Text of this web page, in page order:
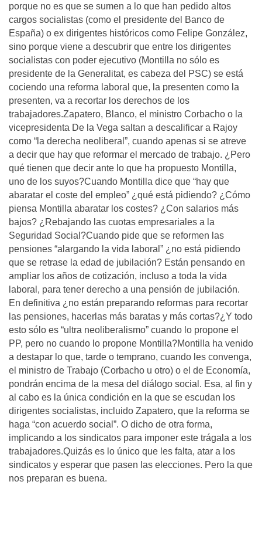
porque no es que se sumen a lo que han pedido altos
cargos socialistas (como el presidente del Banco de
España) o ex dirigentes históricos como Felipe González,
sino porque viene a descubrir que entre los dirigentes
socialistas con poder ejecutivo (Montilla no sólo es
presidente de la Generalitat, es cabeza del PSC) se está
cociendo una reforma laboral que, la presenten como la
presenten, va a recortar los derechos de los
trabajadores.Zapatero, Blanco, el ministro Corbacho o la
vicepresidenta De la Vega saltan a descalificar a Rajoy
como “la derecha neoliberal”, cuando apenas si se atreve
a decir que hay que reformar el mercado de trabajo. ¿Pero
qué tienen que decir ante lo que ha propuesto Montilla,
uno de los suyos?Cuando Montilla dice que “hay que
abaratar el coste del empleo” ¿qué está pidiendo? ¿Cómo
piensa Montilla abaratar los costes? ¿Con salarios más
bajos? ¿Rebajando las cuotas empresariales a la
Seguridad Social?Cuando pide que se reformen las
pensiones “alargando la vida laboral” ¿no está pidiendo
que se retrase la edad de jubilación? Están pensando en
ampliar los años de cotización, incluso a toda la vida
laboral, para tener derecho a una pensión de jubilación.
En definitiva ¿no están preparando reformas para recortar
las pensiones, hacerlas más baratas y más cortas?¿Y todo
esto sólo es “ultra neoliberalismo” cuando lo propone el
PP, pero no cuando lo propone Montilla?Montilla ha venido
a destapar lo que, tarde o temprano, cuando les convenga,
el ministro de Trabajo (Corbacho u otro) o el de Economía,
pondrán encima de la mesa del diálogo social. Esa, al fin y
al cabo es la única condición en la que se escudan los
dirigentes socialistas, incluido Zapatero, que la reforma se
haga “con acuerdo social”. O dicho de otra forma,
implicando a los sindicatos para imponer este trágala a los
trabajadores.Quizás es lo único que les falta, atar a los
sindicatos y esperar que pasen las elecciones. Pero la que
nos preparan es buena.